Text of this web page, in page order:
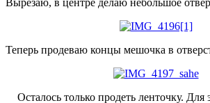
Теперь продеваю концы мешочка в
Осталось только продеть ленточку. Для